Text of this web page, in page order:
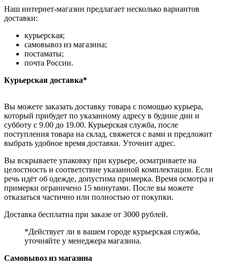
Наш интернет-магазин предлагает несколько вариантов
доставки:
курьерская;
самовывоз из магазина;
постаматы;
почта России.
Курьерская доставка*
Вы можете заказать доставку товара с помощью курьера,
который прибудет по указанному адресу в будние дни и
субботу с 9.00 до 19.00. Курьерская служба, после
поступления товара на склад, свяжется с вами и предложит
выбрать удобное время доставки. Уточнит адрес.
Вы вскрываете упаковку при курьере, осматриваете на
целостность и соответствие указанной комплектации. Если
речь идёт об одежде, допустима примерка. Время осмотра и
примерки ограничено 15 минутами. После вы можете
отказаться частично или полностью от покупки.
Доставка бесплатна при заказе от 3000 рублей.
*Действует ли в вашем городе курьерская служба,
уточняйте у менеджера магазина.
Самовывоз из магазина